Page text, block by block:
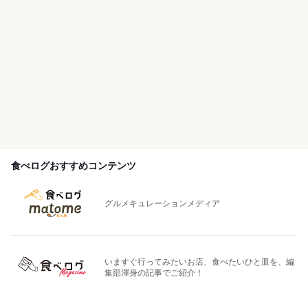
食べログおすすめコンテンツ
グルメキュレーションメディア
いますぐ行ってみたいお店、食べたいひと皿を、編
集部渾身の記事でご紹介！